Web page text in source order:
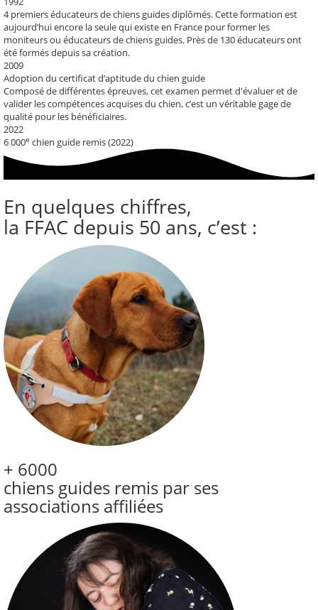
4 premiers éducateurs de chiens guides diplômés. Cette formation est
aujourd’hui encore la seule qui existe en France pour former les
moniteurs ou éducateurs de chiens guides. Près de 130 éducateurs ont
été formés depuis sa création.
2009
Adoption du certificat d’aptitude du chien guide
Composé de différentes épreuves, cet examen permet d'évaluer et de
valider les compétences acquises du chien, c’est un véritable gage de
qualité pour les bénéficiaires.
2022
6 000e chien guide remis (2022)
En quelques chiffres,
la FFAC depuis 50 ans, c’est :
+ 6000
chiens guides remis par ses
associations affiliées